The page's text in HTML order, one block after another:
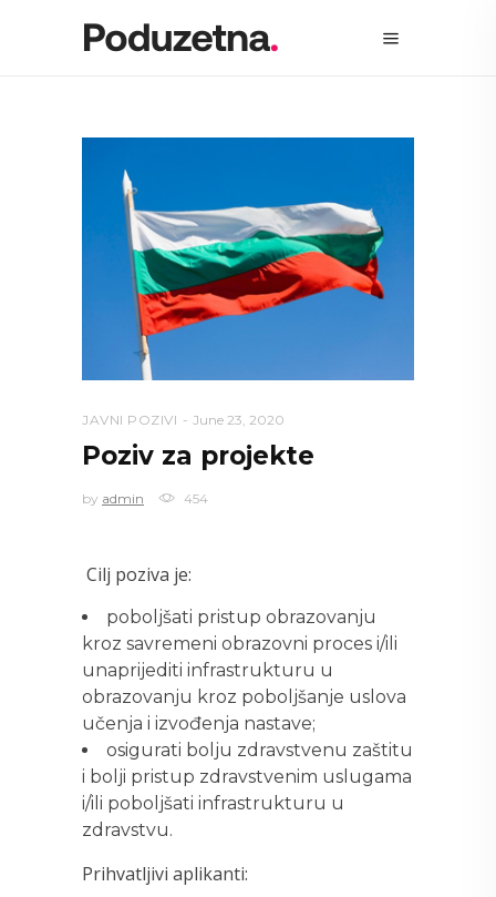
JAVNI POZIVI June 23, 2020
Poziv za projekte
by admin 454
Cilj poziva je:
poboljšati pristup obrazovanju
kroz savremeni obrazovni proces i/ili
unaprijediti infrastrukturu u
obrazovanju kroz poboljšanje uslova
učenja i izvođenja nastave;
osigurati bolju zdravstvenu zaštitu
i bolji pristup zdravstvenim uslugama
i/ili poboljšati infrastrukturu u
zdravstvu.
Prihvatljivi aplikanti: